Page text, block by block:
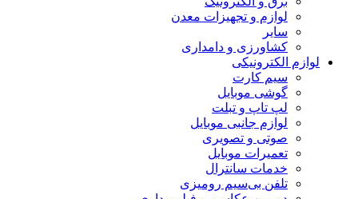
لوازم و تجهیزات معدن
سایر
کشاورزی و دامداری
لوازم الکترونیکی
سیم کارت
گوشی موبایل
لپ تاپ و تبلت
لوازم جانبی موبایل
صوتی و تصویری
تعمیرات موبایل
خدمات سانترال
تلفن بی‌سیم رومیزی